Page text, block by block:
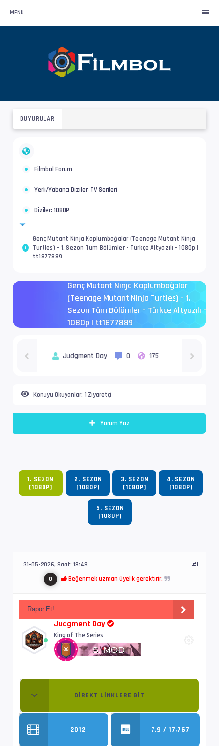
MENU
DUYURULAR
Filmbol Forum
Yerli/Yabancı Diziler, TV Serileri
Diziler: 1080P
Genç Mutant Ninja Kaplumbağalar (Teenage Mutant Ninja
Turtles) - 1. Sezon Tüm Bölümler - Türkçe Altyazılı - 1080p |
tt1877889
Genç Mutant Ninja Kaplumbağalar
(Teenage Mutant Ninja Turtles) - 1.
Sezon Tüm Bölümler - Türkçe Altyazılı -
1080p | tt1877889
Judgment Day 0 175
Konuyu Okuyanlar: 1 Ziyaretçi
Yorum Yaz
1. SEZON
[1080P]
2. SEZON
[1080P]
3. SEZON
[1080P]
4. SEZON
[1080P]
5. SEZON
[1080P]
31-05-2026, Saat: 18:48
0 Beğenmek uzman üyelik gerektirir.
#1
Rapor Et!
Judgment Day
King of The Series
DIREKT LINKLERE GIT
2012 7.9 / 17,767